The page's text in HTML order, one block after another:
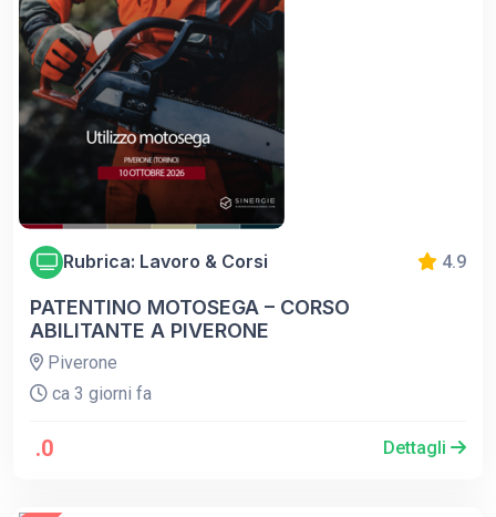
Rubrica: Lavoro & Corsi 4.9
PATENTINO MOTOSEGA – CORSO
ABILITANTE A PIVERONE
Piverone
ca 3 giorni fa
.0 Dettagli